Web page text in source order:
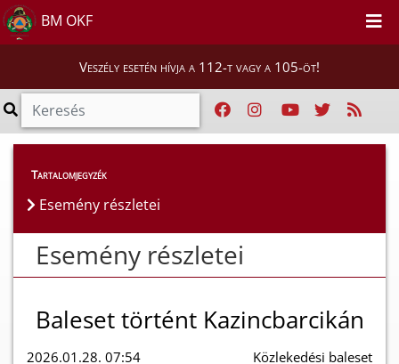
BM OKF
Veszély esetén hívja a 112-t vagy a 105-öt!
Esemény részletei
Tartalomjegyzék
Esemény részletei
Esemény részletei
Baleset történt Kazincbarcikán
2026.01.28. 07:54 Közlekedési baleset